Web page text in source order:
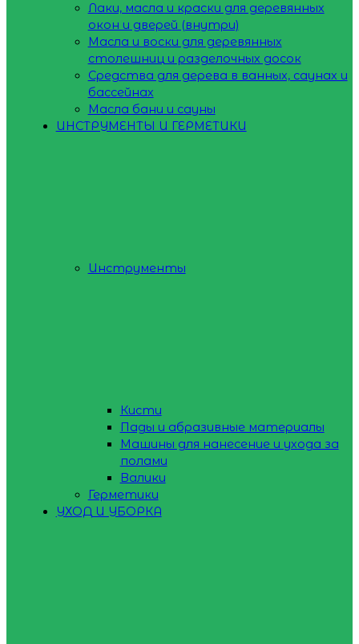
Лаки, масла и краски для деревянных
окон и дверей (внутри)
Масла и воски для деревянных
столешниц и разделочных досок
Средства для дерева в ванных, саунах и
бассейнах
Масла бани и сауны
ИНСТРУМЕНТЫ И ГЕРМЕТИКИ
Инструменты
Кисти
Пады и абразивные материалы
Машины для нанесение и ухода за
полами
Валики
Герметики
УХОД И УБОРКА